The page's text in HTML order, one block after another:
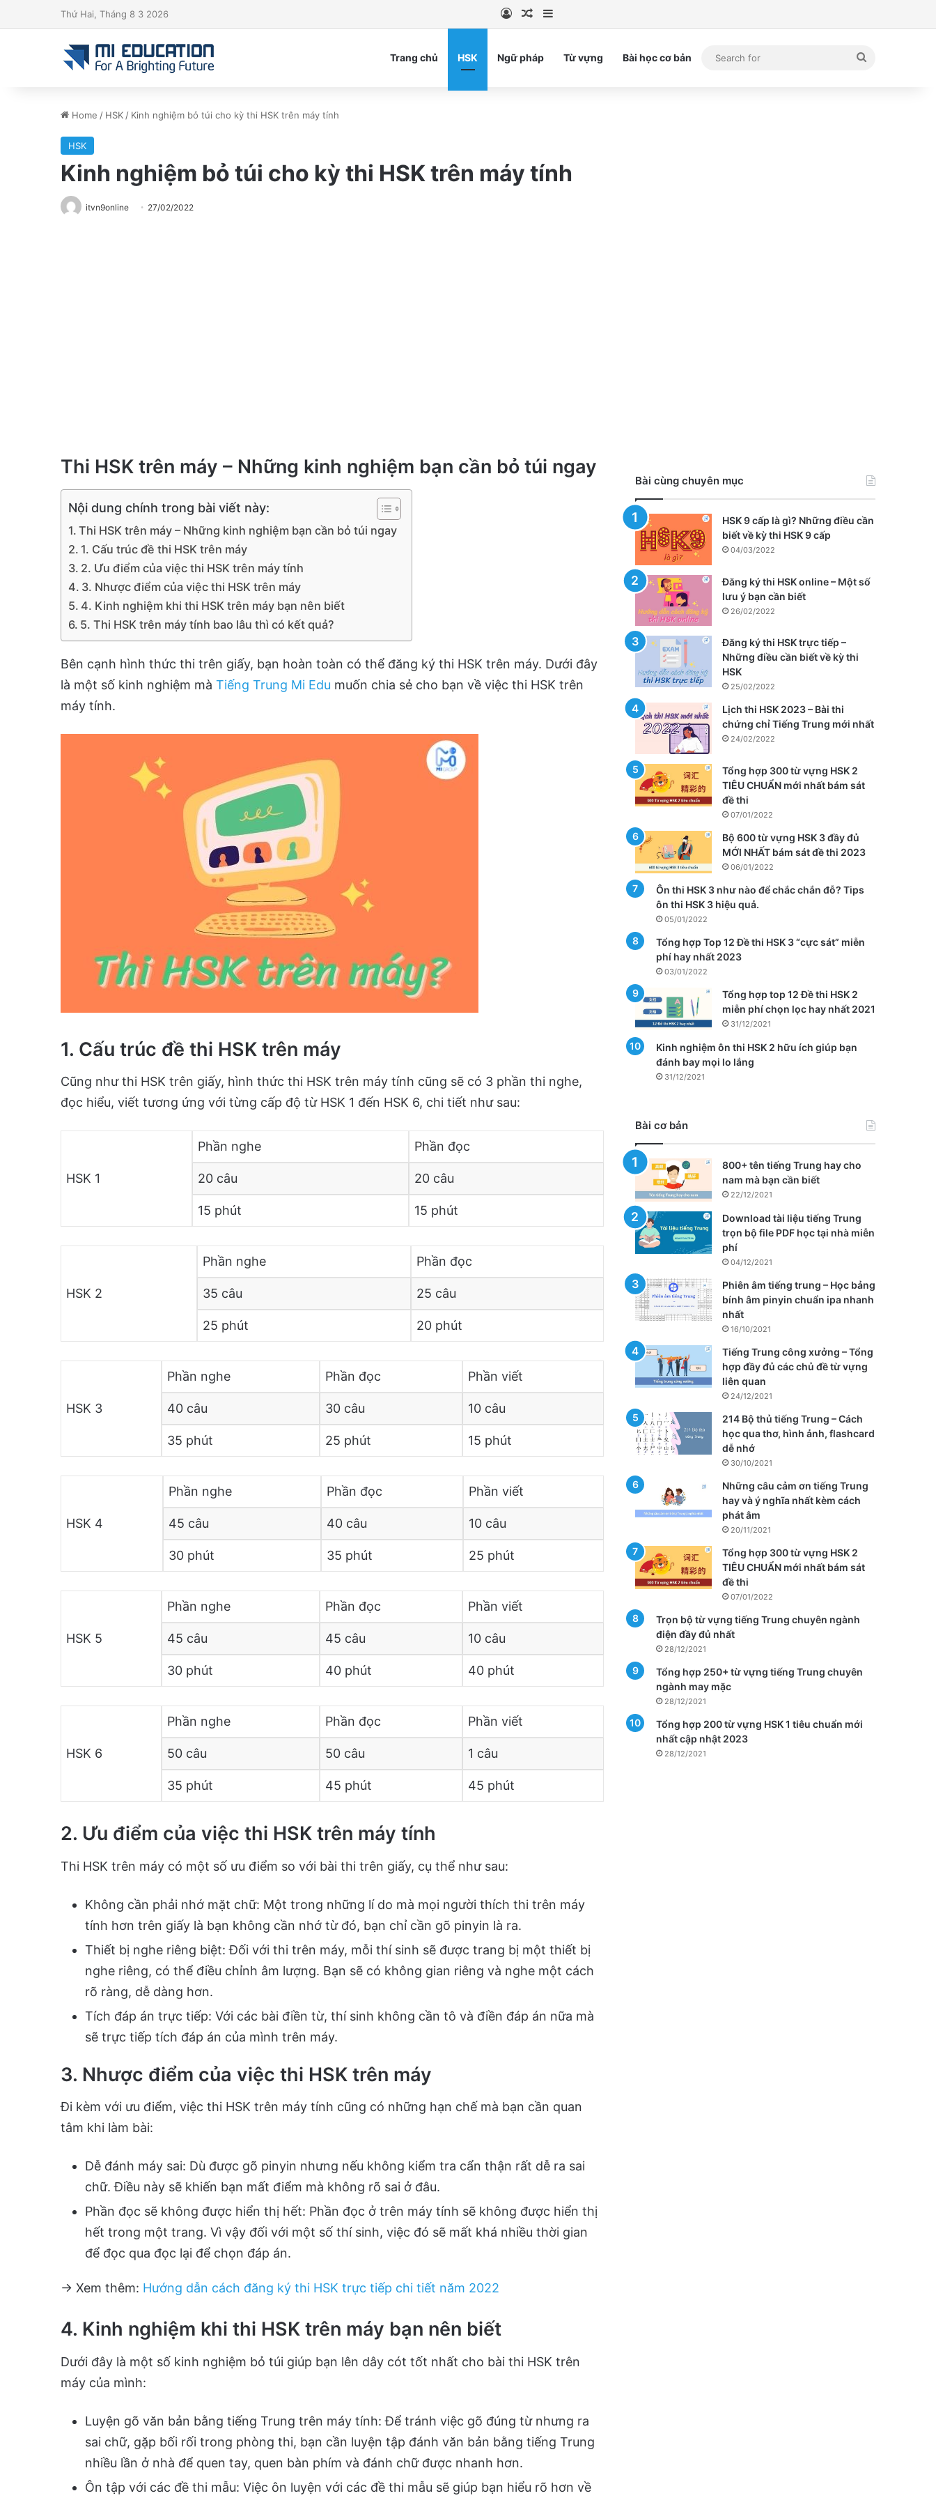
Thứ Hai, Tháng 8 3 2026 Log InRandom Article
Sidebar
Trang chủ HSK Ngữ pháp Từ vựng Bài học cơ bản
Home / HSK / Kinh nghiệm bỏ túi cho kỳ thi HSK trên máy tính
HSK
Kinh nghiệm bỏ túi cho kỳ thi HSK trên máy tính
itvn9online 27/02/2022
Thi HSK trên máy – Những kinh nghiệm bạn cần bỏ túi ngay
Nội dung chính trong bài viết này:
Thi HSK trên máy – Những kinh nghiệm bạn cần bỏ túi ngay
1. Cấu trúc đề thi HSK trên máy
2. Ưu điểm của việc thi HSK trên máy tính
3. Nhược điểm của việc thi HSK trên máy
4. Kinh nghiệm khi thi HSK trên máy bạn nên biết
5. Thi HSK trên máy tính bao lâu thì có kết quả?
Bên cạnh hình thức thi trên giấy, bạn hoàn toàn có thể đăng ký thi HSK trên máy. Dưới đây
là một số kinh nghiệm mà Tiếng Trung Mi Edu muốn chia sẻ cho bạn về việc thi HSK trên
máy tính.
1. Cấu trúc đề thi HSK trên máy
Cũng như thi HSK trên giấy, hình thức thi HSK trên máy tính cũng sẽ có 3 phần thi nghe,
đọc hiểu, viết tương ứng với từng cấp độ từ HSK 1 đến HSK 6, chi tiết như sau:
HSK 1
Phần nghe Phần đọc
20 câu 20 câu
15 phút 15 phút
HSK 2
Phần nghe Phần đọc
35 câu 25 câu
25 phút 20 phút
HSK 3
Phần nghe Phần đọc Phần viết
40 câu 30 câu 10 câu
35 phút 25 phút 15 phút
HSK 4
Phần nghe Phần đọc Phần viết
45 câu 40 câu 10 câu
30 phút 35 phút 25 phút
HSK 5
Phần nghe Phần đọc Phần viết
45 câu 45 câu 10 câu
30 phút 40 phút 40 phút
HSK 6
Phần nghe Phần đọc Phần viết
50 câu 50 câu 1 câu
35 phút 45 phút 45 phút
2. Ưu điểm của việc thi HSK trên máy tính
Thi HSK trên máy có một số ưu điểm so với bài thi trên giấy, cụ thể như sau:
Không cần phải nhớ mặt chữ: Một trong những lí do mà mọi người thích thi trên máy
tính hơn trên giấy là bạn không cần nhớ từ đó, bạn chỉ cần gõ pinyin là ra.
Thiết bị nghe riêng biệt: Đối với thi trên máy, mỗi thí sinh sẽ được trang bị một thiết bị
nghe riêng, có thể điều chỉnh âm lượng. Bạn sẽ có không gian riêng và nghe một cách
rõ ràng, dễ dàng hơn.
Tích đáp án trực tiếp: Với các bài điền từ, thí sinh không cần tô và điền đáp án nữa mà
sẽ trực tiếp tích đáp án của mình trên máy.
3. Nhược điểm của việc thi HSK trên máy
Đi kèm với ưu điểm, việc thi HSK trên máy tính cũng có những hạn chế mà bạn cần quan
tâm khi làm bài:
Dễ đánh máy sai: Dù được gõ pinyin nhưng nếu không kiểm tra cẩn thận rất dễ ra sai
chữ. Điều này sẽ khiến bạn mất điểm mà không rõ sai ở đâu.
Phần đọc sẽ không được hiển thị hết: Phần đọc ở trên máy tính sẽ không được hiển thị
hết trong một trang. Vì vậy đối với một số thí sinh, việc đó sẽ mất khá nhiều thời gian
để đọc qua đọc lại để chọn đáp án.
→ Xem thêm: Hướng dẫn cách đăng ký thi HSK trực tiếp chi tiết năm 2022
4. Kinh nghiệm khi thi HSK trên máy bạn nên biết
Dưới đây là một số kinh nghiệm bỏ túi giúp bạn lên dây cót tốt nhất cho bài thi HSK trên
máy của mình:
Luyện gõ văn bản bằng tiếng Trung trên máy tính: Để tránh việc gõ đúng từ nhưng ra
sai chữ, gặp bối rối trong phòng thi, bạn cần luyện tập đánh văn bản bằng tiếng Trung
nhiều lần ở nhà để quen tay, quen bàn phím và đánh chữ được nhanh hơn.
Ôn tập với các đề thi mẫu: Việc ôn luyện với các đề thi mẫu sẽ giúp bạn hiểu rõ hơn về
Bài cùng chuyên mục
HSK 9 cấp là gì? Những điều cần
biết về kỳ thi HSK 9 cấp
04/03/2022
Đăng ký thi HSK online – Một số
lưu ý bạn cần biết
26/02/2022
Đăng ký thi HSK trực tiếp –
Những điều cần biết về kỳ thi
HSK
25/02/2022
Lịch thi HSK 2023 – Bài thi
chứng chỉ Tiếng Trung mới nhất
24/02/2022
Tổng hợp 300 từ vựng HSK 2
TIÊU CHUẨN mới nhất bám sát
đề thi
07/01/2022
Bộ 600 từ vựng HSK 3 đầy đủ
MỚI NHẤT bám sát đề thi 2023
06/01/2022
Ôn thi HSK 3 như nào để chắc chắn đỗ? Tips
ôn thi HSK 3 hiệu quả.
05/01/2022
Tổng hợp Top 12 Đề thi HSK 3 “cực sát” miễn
phí hay nhất 2023
03/01/2022
Tổng hợp top 12 Đề thi HSK 2
miễn phí chọn lọc hay nhất 2021
31/12/2021
Kinh nghiệm ôn thi HSK 2 hữu ích giúp bạn
đánh bay mọi lo lắng
31/12/2021
Bài cơ bản
800+ tên tiếng Trung hay cho
nam mà bạn cần biết
22/12/2021
Download tài liệu tiếng Trung
trọn bộ file PDF học tại nhà miễn
phí
04/12/2021
Phiên âm tiếng trung – Học bảng
bính âm pinyin chuẩn ipa nhanh
nhất
16/10/2021
Tiếng Trung công xưởng – Tổng
hợp đầy đủ các chủ đề từ vựng
liên quan
24/12/2021
214 Bộ thủ tiếng Trung – Cách
học qua thơ, hình ảnh, flashcard
dễ nhớ
30/10/2021
Những câu cảm ơn tiếng Trung
hay và ý nghĩa nhất kèm cách
phát âm
20/11/2021
Tổng hợp 300 từ vựng HSK 2
TIÊU CHUẨN mới nhất bám sát
đề thi
07/01/2022
Trọn bộ từ vựng tiếng Trung chuyên ngành
điện đầy đủ nhất
28/12/2021
Tổng hợp 250+ từ vựng tiếng Trung chuyên
ngành may mặc
28/12/2021
Tổng hợp 200 từ vựng HSK 1 tiêu chuẩn mới
nhất cập nhật 2023
28/12/2021